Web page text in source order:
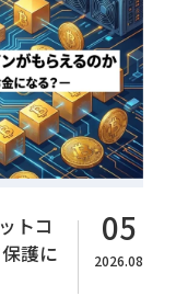
トコ
護に
05
2026.08